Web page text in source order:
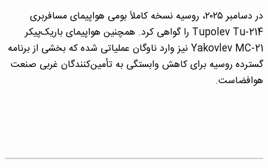
در دسامبر ۲۰۲۵، روسیه نسخه کاملاً بومی هواپیمای مسافربری
Tupolev Tu-214 را گواهی کرد. همچنین هواپیمای باریک‌پیکر
Yakovlev MC-21 نیز وارد ناوگان عملیاتی شده که بخشی از برنامه
گسترده روسیه برای کاهش وابستگی به تأمین‌کنندگان غربی صنعت
هوافضاست.